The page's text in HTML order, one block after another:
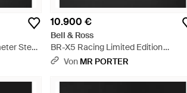
Steel
10.900 €
Bell & Ross
BR-X5 Racing Limited Edition
Automatic Chronometer Steel Watch
Von MR PORTER